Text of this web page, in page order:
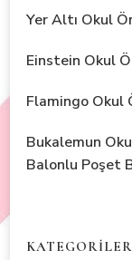
Yer Altı Okul
Einstein Okul
Flamingo Okul
Bukalemun
Balonlu Poşet
KATEGORİLER